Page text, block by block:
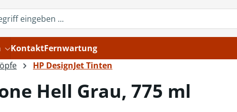
KontaktFernwartung
HP DesignJet Tinten
Hell Grau, 775 ml